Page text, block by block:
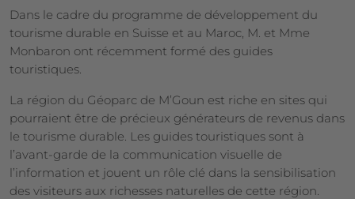
Dans le cadre du programme de développement du
tourisme durable en Suisse et au Maroc, M. et Mme
Monbaron ont récemment formé des guides
touristiques.
La région du Géoparc de M’Goun est riche en sites qui
pourraient être de précieux générateurs de revenus dans
le tourisme durable. Les guides touristiques sont à
l’avant-garde de la communication visuelle de
l’information et jouent un rôle clé dans la sensibilisation
des visiteurs aux richesses naturelles de cette région.